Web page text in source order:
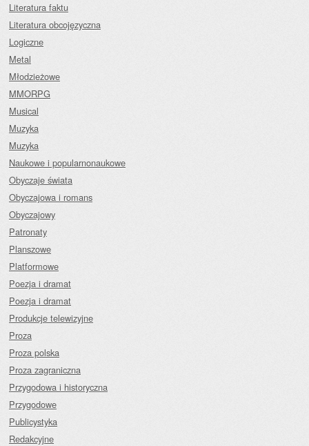
Literatura faktu
Literatura obcojęzyczna
Logiczne
Metal
Młodzieżowe
MMORPG
Musical
Muzyka
Muzyka
Naukowe i popularnonaukowe
Obyczaje świata
Obyczajowa i romans
Obyczajowy
Patronaty
Planszowe
Platformowe
Poezja i dramat
Poezja i dramat
Produkcje telewizyjne
Proza
Proza polska
Proza zagraniczna
Przygodowa i historyczna
Przygodowe
Publicystyka
Redakcyjne